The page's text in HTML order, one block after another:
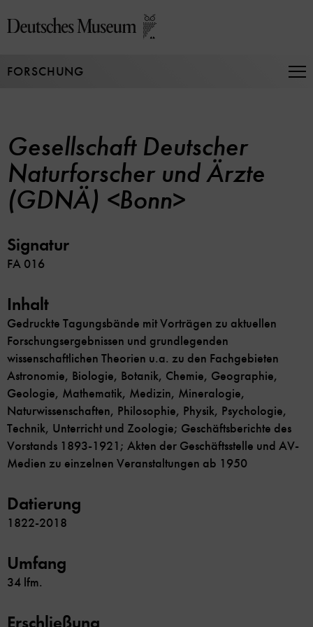
zum
FORSCHUNG
Gesellschaft Deutscher
Naturforscher und Ärzte
(GDNÄ) <Bonn>
Signatur
FA 016
Inhalt
Gedruckte Tagungsbände mit Vorträgen zu aktuellen
Forschungsergebnissen und grundlegenden
wissenschaftlichen Theorien u.a. zu den Fachgebieten
Astronomie, Biologie, Botanik, Chemie, Geographie,
Geologie, Mathematik, Medizin, Mineralogie,
Naturwissenschaften, Philosophie, Physik, Psychologie,
Technik, Unterricht und Zoologie; Geschäftsberichte des
Vorstands 1893-1921; Akten der Geschäftsstelle und AV-
Medien zu einzelnen Veranstaltungen ab 1950
Datierung
1822-2018
Umfang
34 lfm.
Erschließung